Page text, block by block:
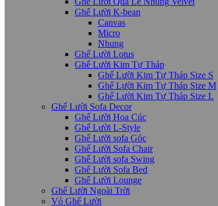
Ghế Lười K-bean
Canvas
Micro
Nhung
Ghế Lười Lotus
Ghế Lười Kim Tự Tháp
Ghế Lười Kim Tự Tháp Size S
Ghế Lười Kim Tự Tháp Size M
Ghế Lười Kim Tự Tháp Size L
Ghế Lười Sofa Decor
Ghế Lười Hoa Cúc
Ghế Lười L-Style
Ghế Lười sofa Góc
Ghế Lười Sofa Chair
Ghế Lười sofa Swing
Ghế Lười Sofa Bed
Ghế Lười Lounge
Ghế Lười Ngoài Trời
Vỏ Ghế Lười